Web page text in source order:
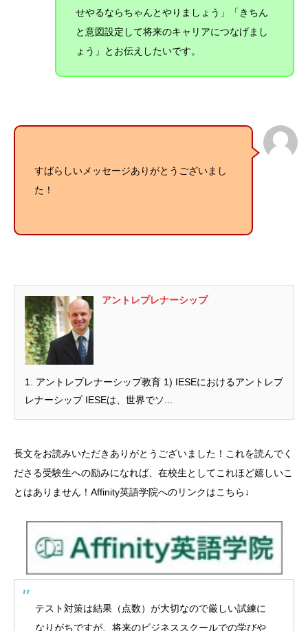
せやるならちゃんとやりましょう」「きちん
と意図設定して将来のキャリアにつなげまし
ょう」とお伝えしたいです。
すばらしいメッセージありがとうございまし
た！
アントレプレナーシップ
1. アントレプレナーシップ教育 1) IESEにおけるアントレプ
レナーシップ IESEは、世界でソ...
長文をお読みいただきありがとうございました！これを読んでく
ださる受験生への励みになれば、在校生としてこれほど嬉しいこ
とはありません！ Affinity英語学院へのリンクはこちら↓
テスト対策は結果（点数）が大切なので厳しい試練に
なりがちですが、将来のビジネススクールでの学びや